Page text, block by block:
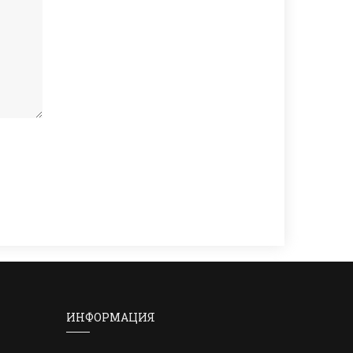
ИНФОРМАЦИЯ